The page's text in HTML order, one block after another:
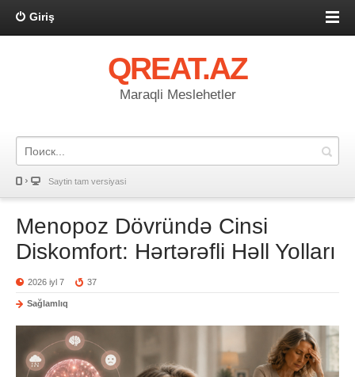
Giriş
QREAT.AZ
Maraqli Meslehetler
Saytin tam versiyasi
Menopoz Dövründə Cinsi
Diskomfort: Hərtərəfli Həll Yolları
2026 iyl 7 37
Sağlamlıq